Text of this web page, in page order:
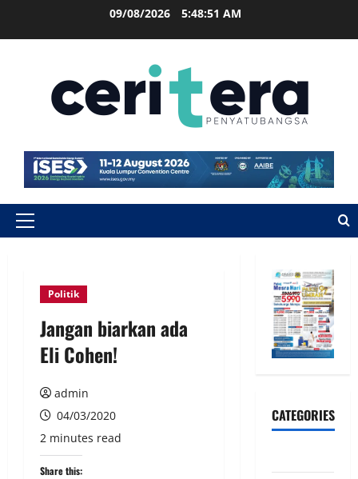
09/08/2026 5:48:52 AM
Politik
Jangan biarkan ada
Eli Cohen!
admin
04/03/2020
2 minutes read
Share this:
CATEGORIES